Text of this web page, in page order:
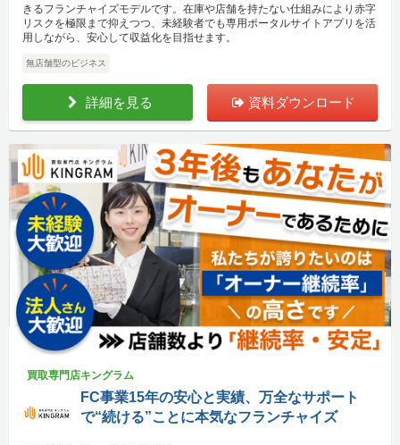
きるフランチャイズモデルです。在庫や店舗を持たない仕組みにより赤字
リスクを極限まで抑えつつ、未経験者でも専用ポータルサイトアプリを活
用しながら、安心して収益化を目指せます。
無店舗型のビジネス
詳細を見る 資料ダウンロード
買取専門店キングラム
FC事業15年の安心と実績、万全なサポート
で“続ける”ことに本気なフランチャイズ